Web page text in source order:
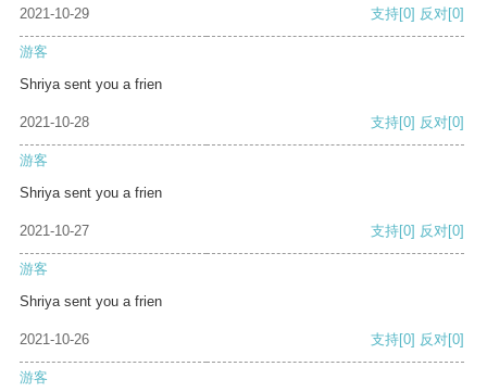
2021-10-29 支持[0] 反对[0]
游客
Shriya sent you a frien
2021-10-28 支持[0] 反对[0]
游客
Shriya sent you a frien
2021-10-27 支持[0] 反对[0]
游客
Shriya sent you a frien
2021-10-26 支持[0] 反对[0]
游客